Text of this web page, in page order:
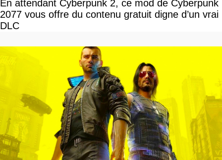
En attendant Cyberpunk 2, ce mod de Cyberpunk
2077 vous offre du contenu gratuit digne d’un vrai
DLC